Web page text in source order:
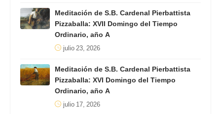
Meditación de S.B. Cardenal Pierbattista
Pizzaballa: XVII Domingo del Tiempo
Ordinario, año A
julio 23, 2026
Meditación de S.B. Cardenal Pierbattista
Pizzaballa: XVI Domingo del Tiempo
Ordinario, año A
julio 17, 2026